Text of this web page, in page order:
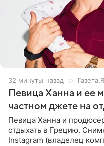
32 минуты назад
Певица Ханна и ее
частном джете на
Певица Ханна и
отдыхать в Грецию.
Instagram (владелец